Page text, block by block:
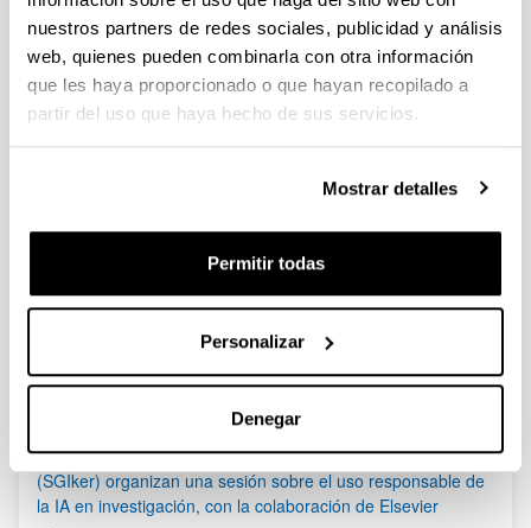
nuestros partners de redes sociales, publicidad y análisis
web, quienes pueden combinarla con otra información
que les haya proporcionado o que hayan recopilado a
partir del uso que haya hecho de sus servicios.
Mostrar detalles
Permitir todas
Personalizar
Denegar
Nueva concesión (10/02/2020)
Becas "la Caixa" para estudios de doctorado en
universidades españolas 2020
(hora peninsular).
Páginas intermedias Use TAB para
Página
92 Página
93 94
RSS
(21/05/2026) Los Servicios Generales de Investigación
(SGIker) organizan una sesión sobre el uso responsable de
la IA en investigación, con la colaboración de Elsevier